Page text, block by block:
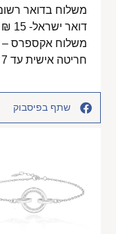
דואר ישראל- 15 ₪
משלוח אקספרס –
חריטה אישית עד 7 ימי עסקים- 40 ₪
שתף בפיסבוק